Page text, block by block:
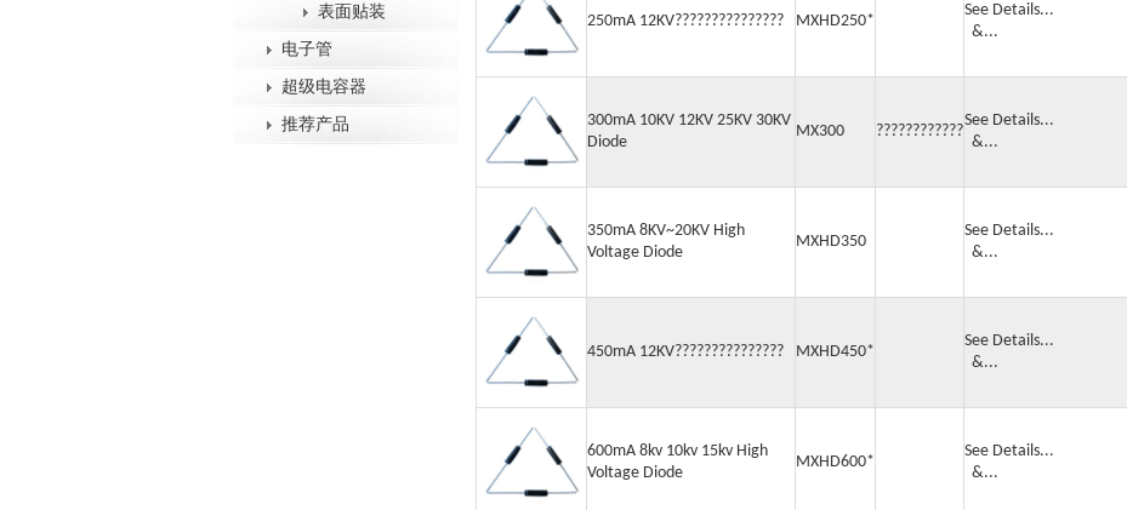
表面贴装
电子管
超级电容器
推荐产品
250mA 12KV??????????????? MXHD250*
See Details...
&...
300mA 10KV 12KV 25KV 30KV
Diode
MX300 ????????????
See Details...
&...
350mA 8KV~20KV High
Voltage Diode
MXHD350
See Details...
&...
450mA 12KV??????????????? MXHD450*
See Details...
&...
600mA 8kv 10kv 15kv High
Voltage Diode
MXHD600*
See Details...
&...